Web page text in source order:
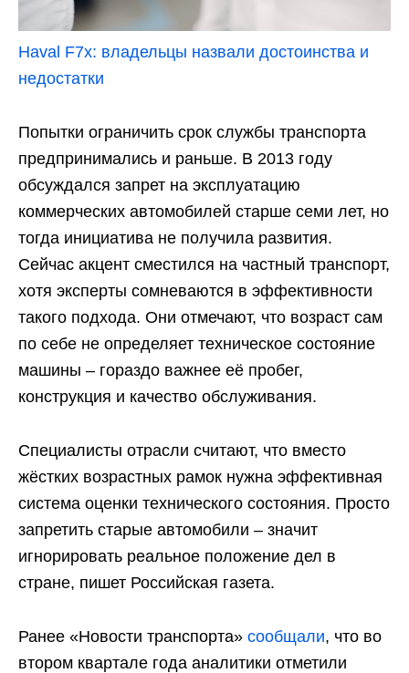
Haval F7x: владельцы назвали достоинства и
недостатки
Попытки ограничить срок службы транспорта
предпринимались и раньше. В 2013 году
обсуждался запрет на эксплуатацию
коммерческих автомобилей старше семи лет, но
тогда инициатива не получила развития.
Сейчас акцент сместился на частный транспорт,
хотя эксперты сомневаются в эффективности
такого подхода. Они отмечают, что возраст сам
по себе не определяет техническое состояние
машины – гораздо важнее её пробег,
конструкция и качество обслуживания.
Специалисты отрасли считают, что вместо
жёстких возрастных рамок нужна эффективная
система оценки технического состояния. Просто
запретить старые автомобили – значит
игнорировать реальное положение дел в
стране, пишет Российская газета.
Ранее «Новости транспорта» сообщали, что во
втором квартале года аналитики отметили